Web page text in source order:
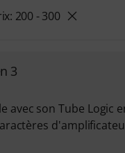
200 - 300
3
avec son Tube Logic